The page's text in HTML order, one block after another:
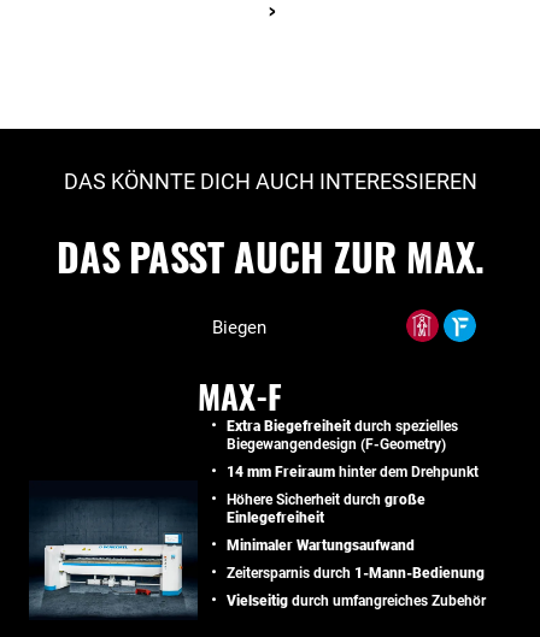
>
DAS KÖNNTE DICH AUCH INTERESSIEREN
DAS PASST AUCH ZUR MAX.
Biegen
MAX-F
Extra Biegefreiheit durch spezielles
Biegewangendesign (F-Geometry)
14 mm Freiraum hinter dem Drehpunkt
Höhere Sicherheit durch große
Einlegefreiheit
Minimaler Wartungsaufwand
Zeitersparnis durch 1-Mann-Bedienung
Vielseitig durch umfangreiches Zubehör